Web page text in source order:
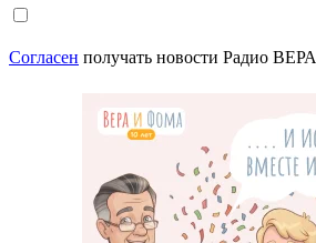
Согласен получать новости Радио ВЕРА